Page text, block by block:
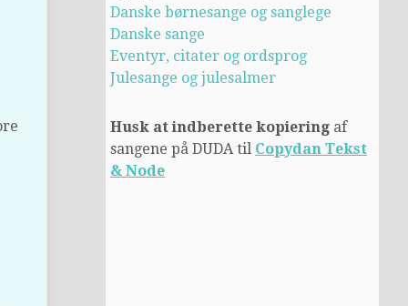
Danske børnesange og sanglege
Danske sange
Eventyr, citater og ordsprog
Julesange og julesalmer
Husk at indberette kopiering af
sangene på DUDA til Copydan Tekst
& Node